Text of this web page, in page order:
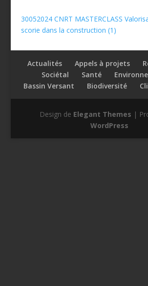
30052024 CNRT MASTERCLASS
scorie dans la construction (1)
Actualités Appels à projets
Sociétal
Santé
Bassin Versant
Biodiversité
Design de Elegant Themes |
WordPress